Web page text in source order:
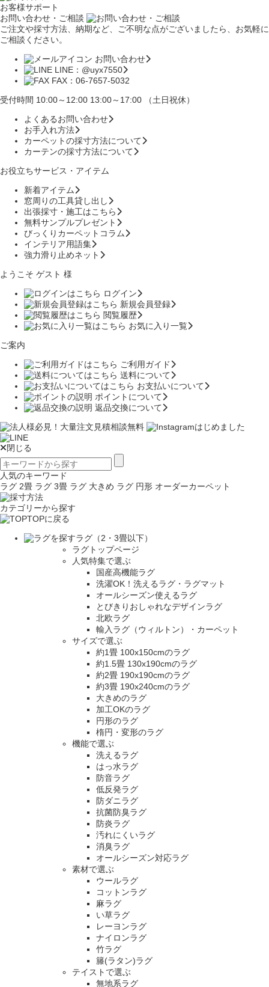
お客様サポート
お問い合わせ・ご相談
ご注文や採寸方法、納期など、ご不明な点がございましたら、お気軽に
ご相談ください。
お問い合わせ
LINE：@uyx7550
FAX：06-7657-5032
受付時間 10:00～12:00 13:00～17:00 （土日祝休）
よくあるお問い合わせ
お手入れ方法
カーペットの採寸方法について
カーテンの採寸方法について
お役立ちサービス・アイテム
新着アイテム
窓周りの工具貸し出し
出張採寸・施工はこちら
無料サンプルプレゼント
びっくりカーペットコラム
インテリア用語集
強力滑り止めネット
ようこそ ゲスト 様
ログイン
新規会員登録
閲覧履歴
お気に入り一覧
ご案内
ご利用ガイド
送料について
お支払いについて
ポイントについて
返品交換について
閉じる
人気のキーワード
ラグ 2畳 ラグ 3畳 ラグ 大きめ ラグ 円形 オーダーカーペット
カテゴリーから探す
TOPに戻る
ラグ（2・3畳以下）
ラグトップページ
人気特集で選ぶ
国産高機能ラグ
洗濯OK！洗えるラグ・ラグマット
オールシーズン使えるラグ
とびきりおしゃれなデザインラグ
北欧ラグ
輸入ラグ（ウィルトン）・カーペット
サイズで選ぶ
約1畳 100x150cmのラグ
約1.5畳 130x190cmのラグ
約2畳 190x190cmのラグ
約3畳 190x240cmのラグ
大きめのラグ
加工OKのラグ
円形のラグ
楕円・変形のラグ
機能で選ぶ
洗えるラグ
はっ水ラグ
防音ラグ
低反発ラグ
防ダニラグ
抗菌防臭ラグ
防炎ラグ
汚れにくいラグ
消臭ラグ
オールシーズン対応ラグ
素材で選ぶ
ウールラグ
コットンラグ
麻ラグ
い草ラグ
レーヨンラグ
ナイロンラグ
竹ラグ
籐(ラタン)ラグ
テイストで選ぶ
無地系ラグ